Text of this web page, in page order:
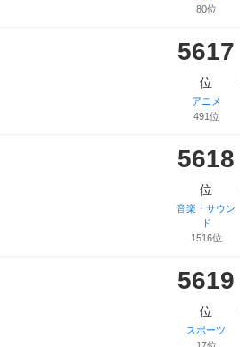
80位
5617
位
アニメ
491位
5618
位
音楽・サウン
ド
1516位
5619
位
スポーツ